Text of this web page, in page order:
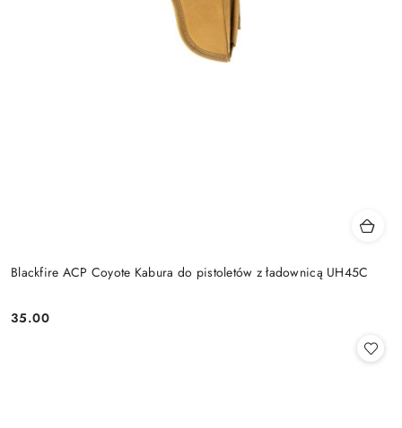
Blackfire ACP Coyote Kabura do pistoletów z ładownicą UH45C
Cena:
35.00